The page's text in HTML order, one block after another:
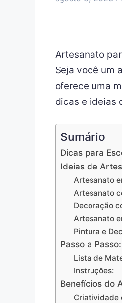
Artesanato
Seja você um
oferece uma
dicas e ideias
Sumário
Dicas para
Ideias de
Artesanato
Artesanato
Decoração
Artesanato
Pintura e
Passo a
Lista de
Instruções:
Benefícios do
Criatividade